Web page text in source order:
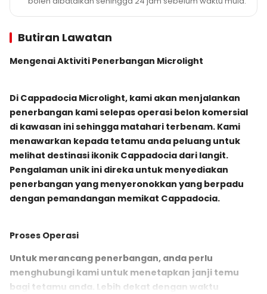
Butiran Lawatan
Mengenai Aktiviti Penerbangan Microlight
Di Cappadocia Microlight, kami akan menjalankan
penerbangan kami selepas operasi belon komersial
di kawasan ini sehingga matahari terbenam. Kami
menawarkan kepada tetamu anda peluang untuk
melihat destinasi ikonik Cappadocia dari langit.
Pengalaman unik ini direka untuk menyediakan
penerbangan yang menyeronokkan yang berpadu
dengan pemandangan memikat Cappadocia.
Proses Operasi
Untuk merancang penerbangan, anda perlu
menghubungi kami untuk menetapkan janji temu
bagi tetamu anda. Lebih dekat dengan waktu